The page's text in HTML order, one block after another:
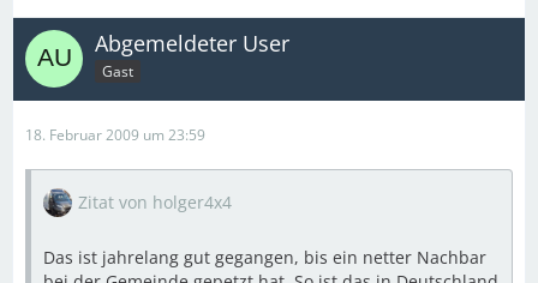
Abgemeldeter User
Gast
18. Februar 2009 um 23:59
Zitat von holger4x4
Das ist jahrelang gut gegangen, bis ein netter Nachbar